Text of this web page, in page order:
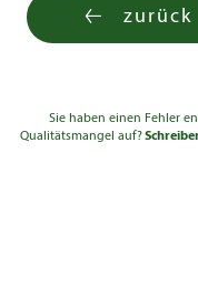
Solitär 5xv
300
zurück
Sie haben einen Fehler
Qualitätsmangel auf?